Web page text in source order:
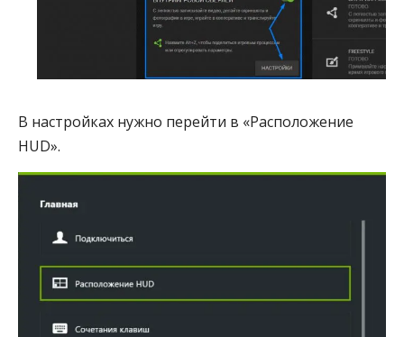
В настройках нужно перейти в «Расположение
HUD».